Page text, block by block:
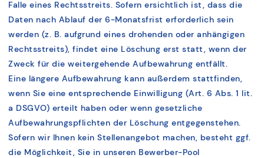
Falle eines Rechtsstreits. Sofern ersichtlich ist, dass die
Daten nach Ablauf der 6-Monatsfrist erforderlich sein
werden (z. B. aufgrund eines drohenden oder anhängigen
Rechtsstreits), findet eine Löschung erst statt, wenn der
Zweck für die weitergehende Aufbewahrung entfällt.
Eine längere Aufbewahrung kann außerdem stattfinden,
wenn Sie eine entsprechende Einwilligung (Art. 6 Abs. 1 lit.
a DSGVO) erteilt haben oder wenn gesetzliche
Aufbewahrungspflichten der Löschung entgegenstehen.
Sofern wir Ihnen kein Stellenangebot machen, besteht ggf.
die Möglichkeit, Sie in unseren Bewerber-Pool